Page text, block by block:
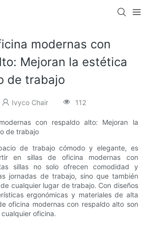
modernas con
Mejoran la estética
de trabajo
Ivyco Chair 112
con respaldo alto: Mejoran la
de trabajo
de trabajo cómodo y elegante, es
en sillas de oficina modernas con
sillas no solo ofrecen comodidad y
jornadas de trabajo, sino que también
cualquier lugar de trabajo. Con diseños
ergonómicas y materiales de alta
oficina modernas con respaldo alto son
oficina.